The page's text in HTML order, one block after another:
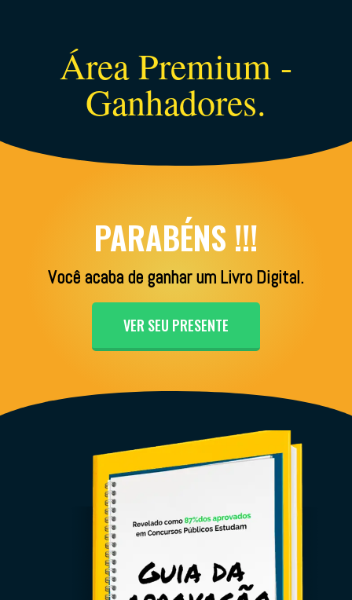
Área Premium -
Ganhadores.
PARABÉNS !!!
Você acaba de ganhar um Livro Digital.
VER SEU PRESENTE